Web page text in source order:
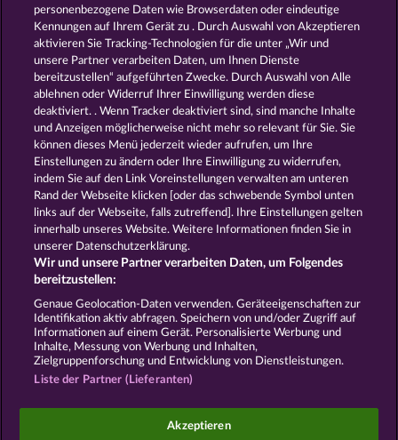
BACK TO THE FRUITS ROAR STICKY DIAMONDS
FRUITS FIRST DIAMOND TREASURES MIGHTY 40
AGB Datenschutz
Unternehmensseite
Widerruf einreichen
Social Casino Spiele dienen der reinen Unterhaltung
personenbezogene Daten wie Browserdaten oder eindeutige
Kennungen auf Ihrem Gerät zu . Durch Auswahl von Akzeptieren
aktivieren Sie Tracking-Technologien für die unter „Wir und
unsere Partner verarbeiten Daten, um Ihnen Dienste
bereitzustellen“ aufgeführten Zwecke. Durch Auswahl von Alle
ablehnen oder Widerruf Ihrer Einwilligung werden diese
deaktiviert. . Wenn Tracker deaktiviert sind, sind manche Inhalte
und Anzeigen möglicherweise nicht mehr so ​​relevant für Sie. Sie
können dieses Menü jederzeit wieder aufrufen, um Ihre
Einstellungen zu ändern oder Ihre Einwilligung zu widerrufen,
indem Sie auf den Link Voreinstellungen verwalten am unteren
Rand der Webseite klicken [oder das schwebende Symbol unten
links auf der Webseite, falls zutreffend]. Ihre Einstellungen gelten
innerhalb unseres Website. Weitere Informationen finden Sie in
unserer Datenschutzerklärung.
Wir und unsere Partner verarbeiten Daten, um Folgendes
bereitzustellen:
Genaue Geolocation-Daten verwenden. Geräteeigenschaften zur
Identifikation aktiv abfragen. Speichern von und/oder Zugriff auf
Informationen auf einem Gerät. Personalisierte Werbung und
Inhalte, Messung von Werbung und Inhalten,
Zielgruppenforschung und Entwicklung von Dienstleistungen.
Liste der Partner (Lieferanten)
Akzeptieren